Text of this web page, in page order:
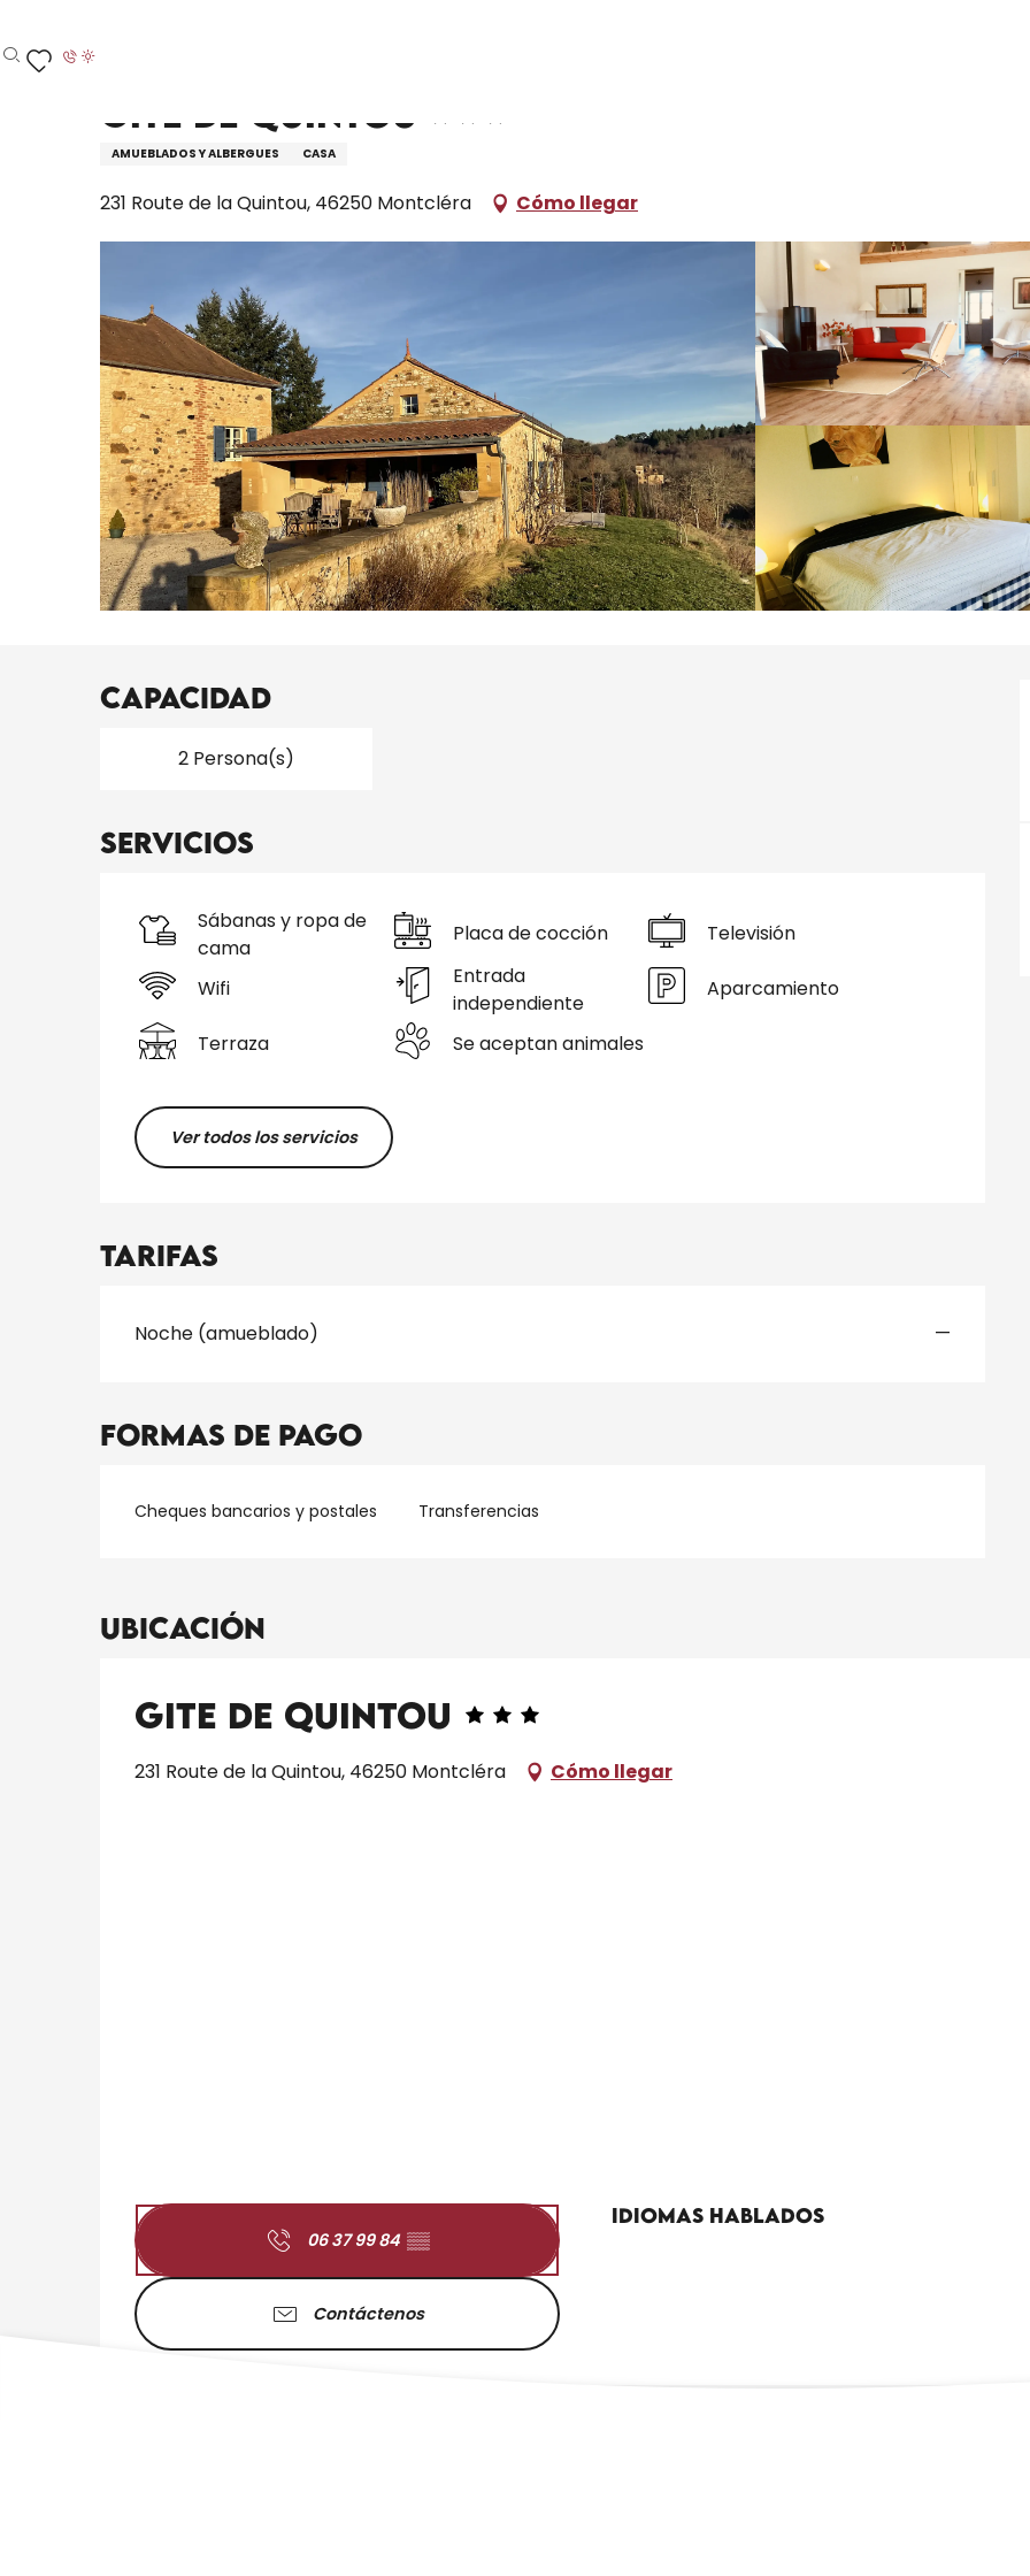
au
contenu
Buscar
Gite de Quintou
AMUEBLADOS Y ALBERGUES CASA
231 Route de la Quintou, 46250 Montcléra Cómo llegar
Capacidad
2 Persona(s)
Servicios
Sábanas y ropa de
cama
Placa de cocción Televisión
Wifi
Entrada
independiente
Aparcamiento
Terraza Se aceptan animales
Ver todos los servicios
Tarifas
Tarifas 2026
Noche (amueblado) —
Formas de pago
Cheques bancarios y postales Transferencias
Ubicación
Gite de Quintou
231 Route de la Quintou, 46250 Montcléra Cómo llegar
06 37 99 84 ▒▒
Contáctenos
Idiomas hablados
Idiomas hablados